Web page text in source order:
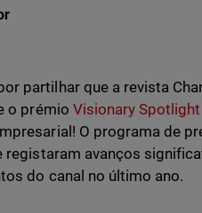
on Reddit
partilhar que a revista
o prémio Visionary
O programa de
avanços
do canal no último ano.